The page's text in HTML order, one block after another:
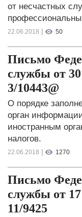
от несчастных
22.06.2018 | 50
Письмо
службы от
3/10443@
О порядке
орган
иностранным
налогов.
22.06.2018 | 1270
Письмо
службы от
11/9425